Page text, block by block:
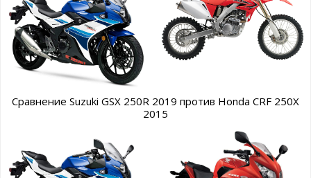
Сравнение Suzuki GSX 250R 2019 против Honda CRF 250X
2015